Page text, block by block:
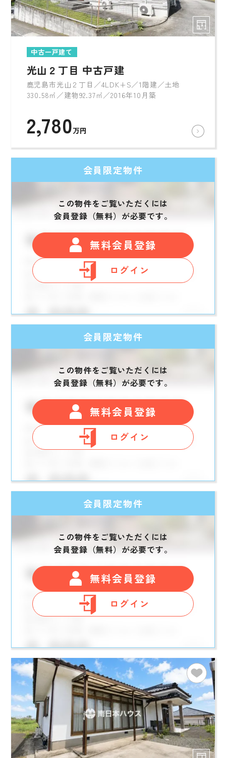
中古一戸建て
光山２丁目 中古戸建
鹿児島市光山２丁目／4LDK+S／1階建／土地
330.58㎡／建物92.37㎡／2016年10月築
2,780万円
会員限定物件
この物件をご覧いただくには
会員登録（無料）が必要です。
無料会員登録
ログイン
会員限定物件
この物件をご覧いただくには
会員登録（無料）が必要です。
無料会員登録
ログイン
会員限定物件
この物件をご覧いただくには
会員登録（無料）が必要です。
無料会員登録
ログイン